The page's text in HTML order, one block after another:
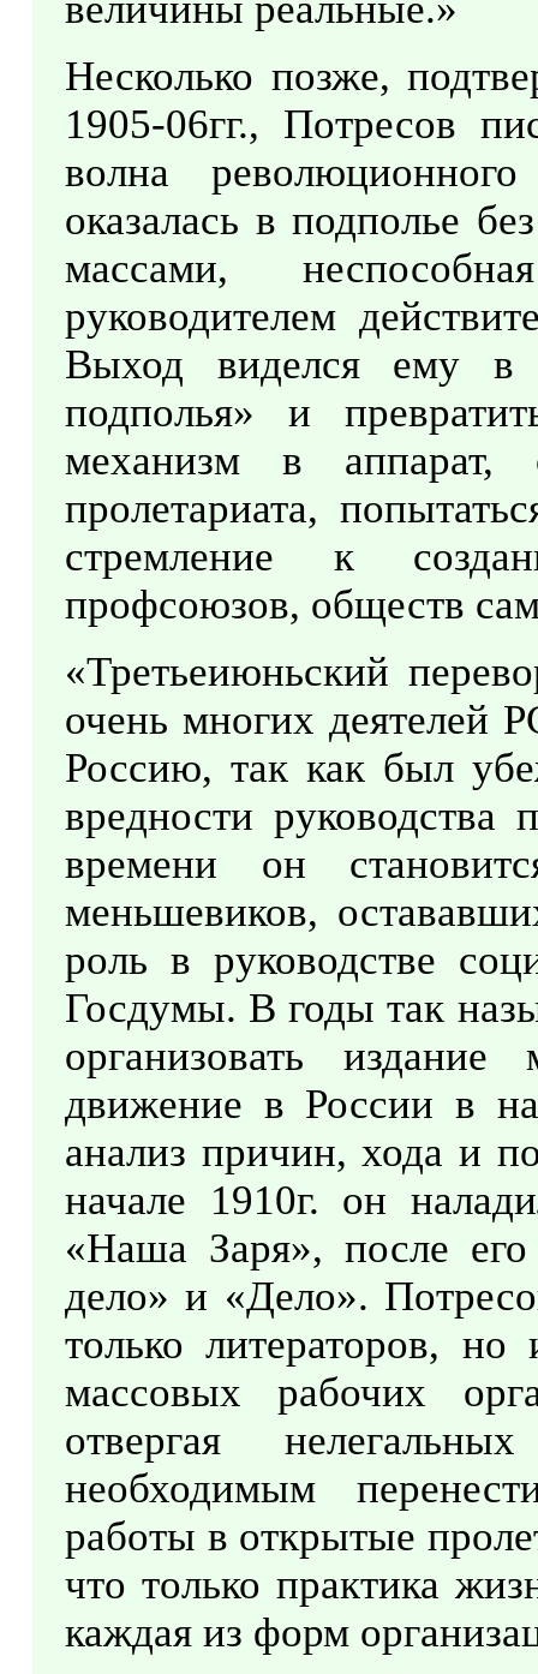
Несколько позже,
1905-06гг., Потресов
волна
оказалась в подполье
массами,
руководителем
Выход виделся ему в
подполья» и
механизм в аппарат,
пролетариата,
стремление к
профсоюзов, обществ
«Третьеиюньский
очень многих деятелей
Россию, так как был
вредности руководства
времени он
меньшевиков,
роль в руководстве
Госдумы. В годы так
организовать издание
движение в России в
анализ причин, хода и
начале 1910г. он
«Наша Заря», после
дело» и «Дело».
только литераторов,
массовых рабочих
отвергая
необходимым
работы в открытые
что только практика
каждая из форм